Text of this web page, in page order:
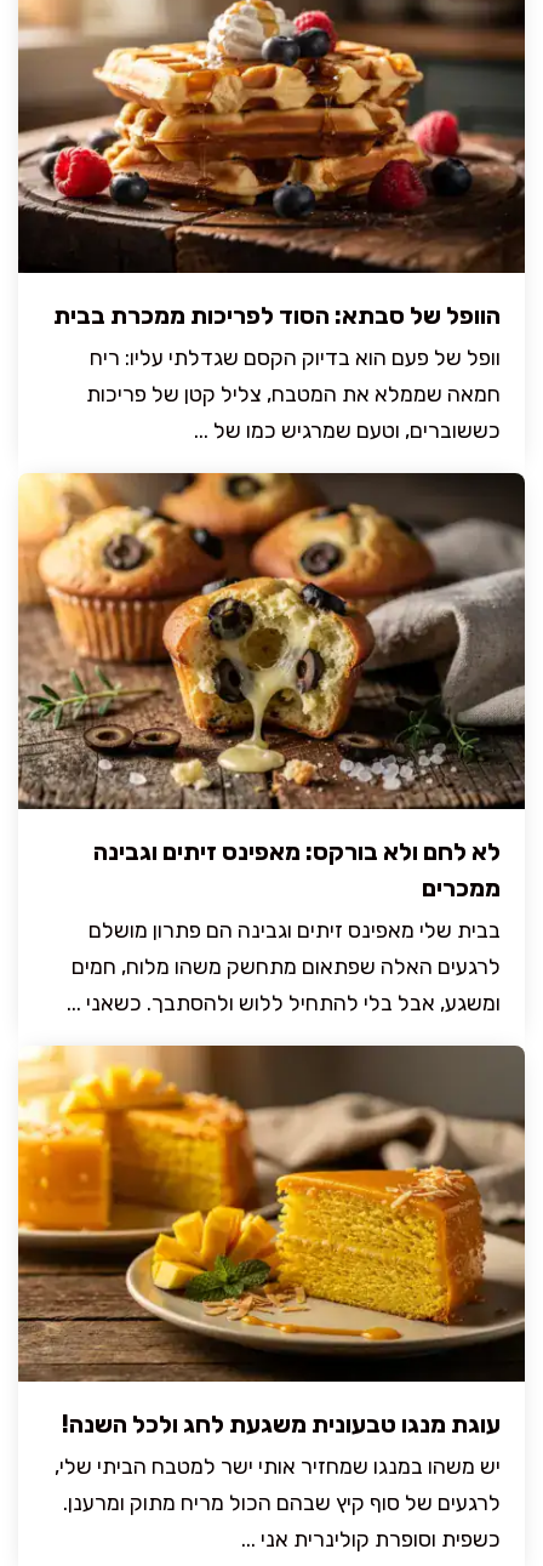
הוופל של סבתא: הסוד לפריכות ממכרת בבית
וופל של פעם הוא בדיוק הקסם שגדלתי עליו: ריח
חמאה שממלא את המטבח, צליל קטן של פריכות
כששוברים, וטעם שמרגיש כמו של ...
לא לחם ולא בורקס: מאפינס זיתים וגבינה
ממכרים
בבית שלי מאפינס זיתים וגבינה הם פתרון מושלם
לרגעים האלה שפתאום מתחשק משהו מלוח, חמים
ומשגע, אבל בלי להתחיל ללוש ולהסתבך. כשאני ...
עוגת מנגו טבעונית משגעת לחג ולכל השנה!
יש משהו במנגו שמחזיר אותי ישר למטבח הביתי שלי,
לרגעים של סוף קיץ שבהם הכול מריח מתוק ומרענן.
כשפית וסופרת קולינרית אני ...